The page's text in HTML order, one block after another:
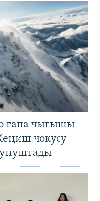
гана чыгышы
чокусу